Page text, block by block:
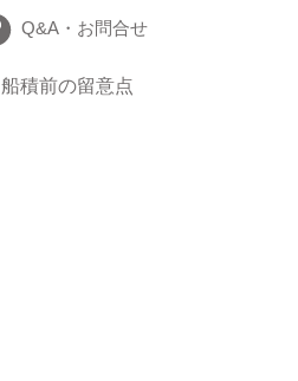
Q&A・お問合せ
船積前の留意点